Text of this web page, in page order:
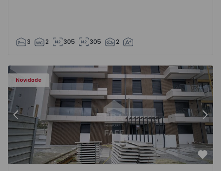
3 2 305 305 2
Novidade
Anterior